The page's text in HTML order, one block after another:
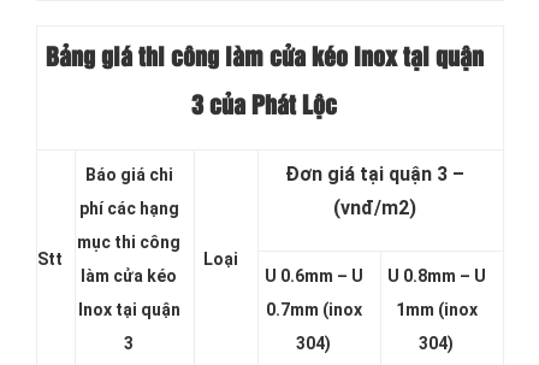
Bảng giá thi công làm cửa kéo Inox tại quận
3 của Phát Lộc
Stt
Báo giá chi
phí các hạng
mục thi công
làm cửa kéo
Inox tại quận
3
Loại
Đơn giá tại quận 3 –
(vnđ/m2)
U 0.6mm – U
0.7mm (inox
304)
U 0.8mm – U
1mm (inox
304)